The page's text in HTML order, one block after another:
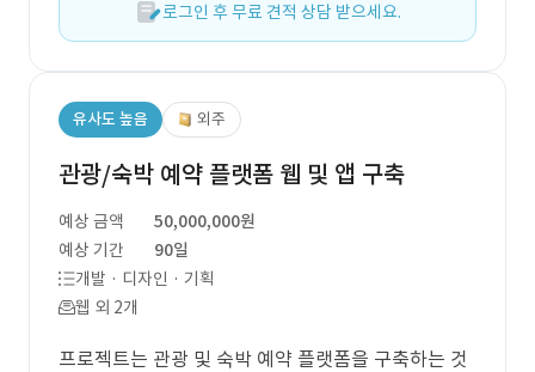
로그인 후 무료 견적 상담 받으세요.
유사도 높음 외주
관광/숙박 예약 플랫폼 웹 및 앱 구축
예상 금액
50,000,000원
예상 기간
90일
개발 · 디자인 · 기획
웹 외 2개
프로젝트는 관광 및 숙박 예약 플랫폼을 구축하는 것